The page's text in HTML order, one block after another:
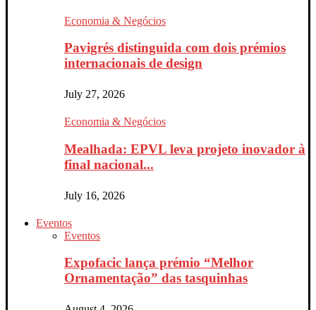
Economia & Negócios
Pavigrés distinguida com dois prémios
internacionais de design
July 27, 2026
Economia & Negócios
Mealhada: EPVL leva projeto inovador à
final nacional...
July 16, 2026
Eventos
Eventos
Expofacic lança prémio “Melhor
Ornamentação” das tasquinhas